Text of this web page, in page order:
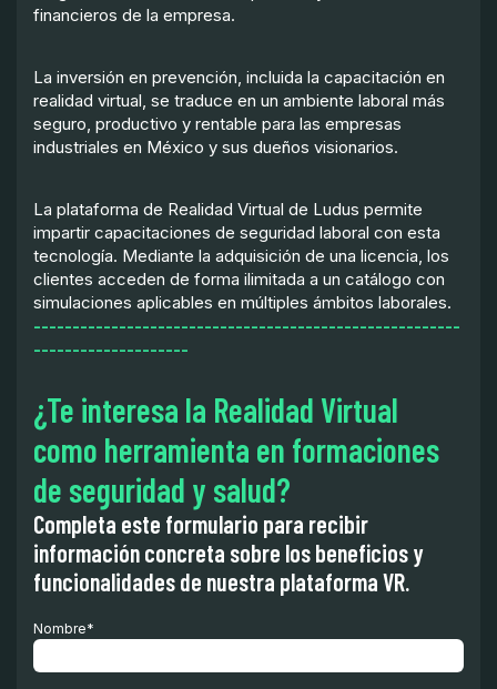
financieros de la empresa.
La inversión en prevención, incluida la capacitación en
realidad virtual, se traduce en un ambiente laboral más
seguro, productivo y rentable para las empresas
industriales en México y sus dueños visionarios.
La plataforma de Realidad Virtual de Ludus permite
impartir capacitaciones de seguridad laboral con esta
tecnología. Mediante la adquisición de una licencia, los
clientes acceden de forma ilimitada a un catálogo con
simulaciones aplicables en múltiples ámbitos laborales.
-------------------------------------------------------
--------------------
¿Te interesa la Realidad Virtual
como herramienta en formaciones
de seguridad y salud?
Completa este formulario para recibir
información concreta sobre los beneficios y
funcionalidades de nuestra plataforma VR.
Nombre*